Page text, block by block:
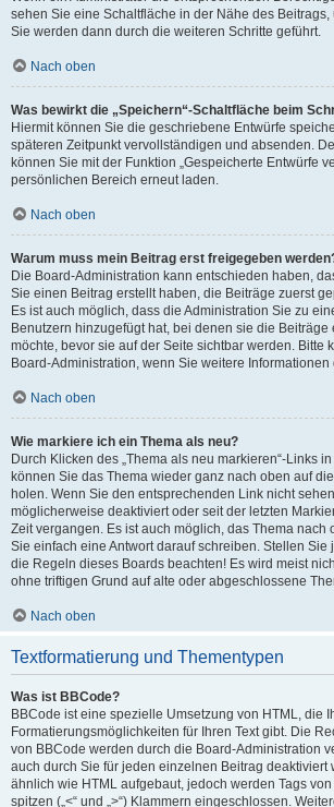
sehen Sie eine Schaltfläche in der Nähe des
Sie werden dann durch die weiteren Schritte geführt.
Nach oben
Was bewirkt die „Speichern“-Schaltfläche beim
Hiermit können Sie die geschriebene Entwürfe
späteren Zeitpunkt vervollständigen und absenden.
können Sie mit der Funktion „Gespeicherte Entwürfe
persönlichen Bereich erneut laden.
Nach oben
Warum muss mein Beitrag erst freigegeben
Die Board-Administration kann entschieden haben,
Sie einen Beitrag erstellt haben, die Beiträge zuerst
Es ist auch möglich, dass die Administration Sie zu
Benutzern hinzugefügt hat, bei denen sie die Beiträge
möchte, bevor sie auf der Seite sichtbar werden. Bitte
Board-Administration, wenn Sie weitere
Nach oben
Wie markiere ich ein Thema als neu?
Durch Klicken des „Thema als neu markieren“-Links
können Sie das Thema wieder ganz nach oben auf
holen. Wenn Sie den entsprechenden Link nicht
möglicherweise deaktiviert oder seit der letzten
Zeit vergangen. Es ist auch möglich, das Thema nach
Sie einfach eine Antwort darauf schreiben. Stellen Sie
die Regeln dieses Boards beachten! Es wird meist
ohne triftigen Grund auf alte oder abgeschlossene
Nach oben
Textformatierung und Thementypen
Was ist BBCode?
BBCode ist eine spezielle Umsetzung von HTML, die
Formatierungsmöglichkeiten für Ihren Text gibt. Die
von BBCode werden durch die Board-Administration
auch durch Sie für jeden einzelnen Beitrag deaktiviert
ähnlich wie HTML aufgebaut, jedoch werden Tags von
spitzen („<“ und „>“) Klammern eingeschlossen.